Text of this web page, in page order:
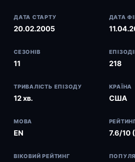
ДАТА СТАРТУ
20.02.2005
ДАТА
СЕЗОНІВ
11 218
ТРИВАЛІСТЬ ЕПІЗОДУ
12 хв.
КРАЇНА
США
МОВА
EN 7.6/10
ВІКОВИЙ РЕЙТИНГ